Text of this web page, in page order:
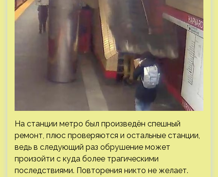
На станции метро был произведён спешный
ремонт, плюс проверяются и остальные станции,
ведь в следующий раз обрушение может
произойти с куда более трагическими
последствиями. Повторения никто не желает.